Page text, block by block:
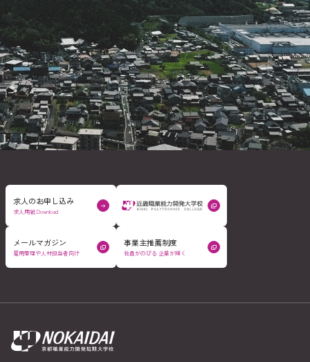
求人のお申し込み
求人用紙 Download
メールマガジン
雇用管理や人材担当者向け
事業主推薦制度
社員がのびる 企業が輝く